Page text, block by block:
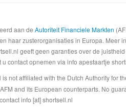
aan de Autoriteit Financiele Markten
haar zusterorganisaties in Europa.
geeft geen garanties over de
contact opnemen via info apestaartje
is not affiliated with the Dutch Authority for
and its European counterparts. No
info [at] shortsell.nl